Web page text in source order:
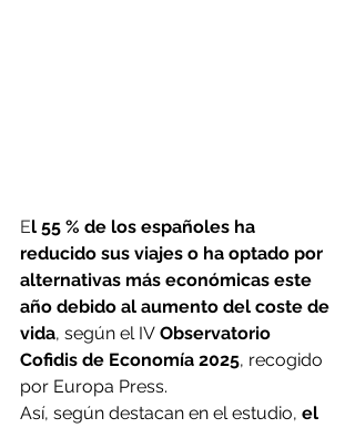
El 55 % de los españoles ha
reducido sus viajes o ha optado por
alternativas más económicas este
año debido al aumento del coste de
vida, según el IV Observatorio
Cofidis de Economía 2025, recogido
por Europa Press.
Así, según destacan en el estudio, el